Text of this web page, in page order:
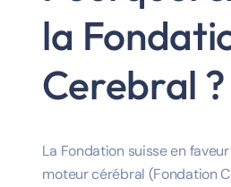
la
Cerebral ?
La Fondation suisse en
moteur cérébral (Fondation